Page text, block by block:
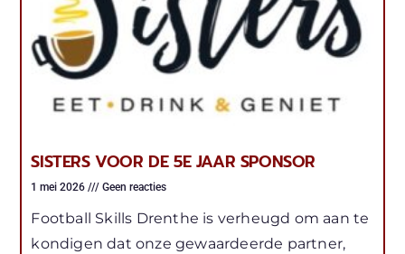
SISTERS VOOR DE 5E JAAR SPONSOR
1 mei 2026 Geen reacties
Football Skills Drenthe is verheugd om aan te
kondigen dat onze gewaardeerde partner,